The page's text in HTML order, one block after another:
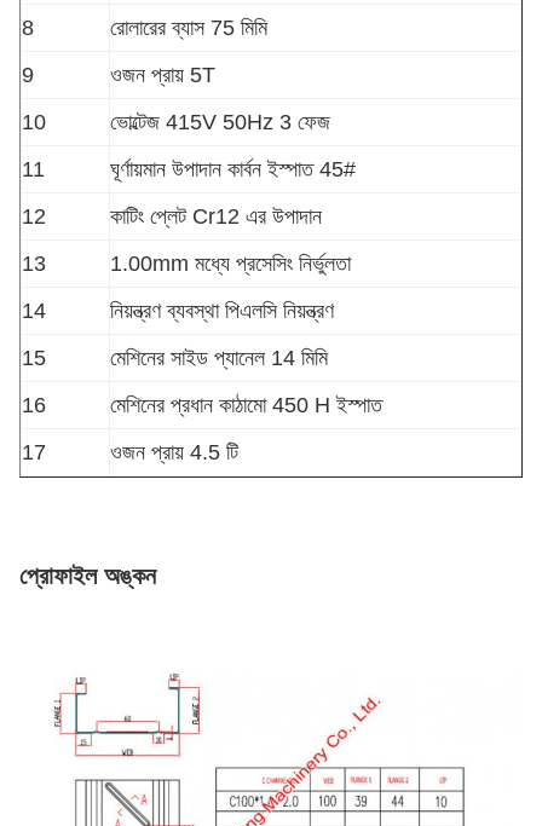
8
রোলারের ব্যাস 75 মিমি
9
ওজন প্রায় 5T
10
ভোল্টেজ 415V 50Hz 3 ফেজ
11
ঘূর্ণায়মান উপাদান কার্বন ইস্পাত 45#
12
কাটিং প্লেট Cr12 এর উপাদান
13
1.00mm মধ্যে প্রসেসিং নির্ভুলতা
14
নিয়ন্ত্রণ ব্যবস্থা পিএলসি নিয়ন্ত্রণ
15
মেশিনের সাইড প্যানেল 14 মিমি
16
মেশিনের প্রধান কাঠামো 450 H ইস্পাত
17
ওজন প্রায় 4.5 টি
প্রোফাইল অঙ্কন